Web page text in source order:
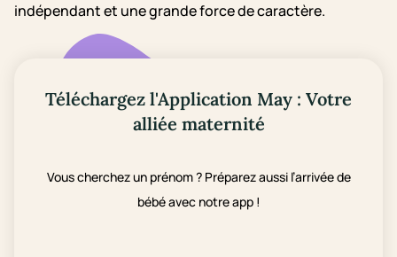
indépendant et une grande force de caractère.
Téléchargez l'Application May : Votre
alliée maternité
Vous cherchez un prénom ? Préparez aussi l’arrivée de
bébé avec notre app !